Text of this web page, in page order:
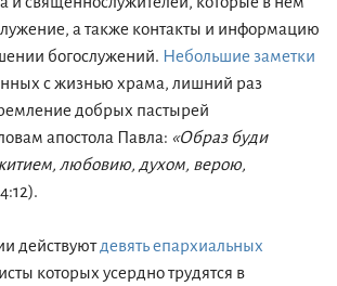
а также контакты и информацию
богослужений. Небольшие заметки
с жизнью храма, лишний раз
добрых пастырей
апостола Павла: «Образ буди
любовию, духом, верою,
действуютдевять епархиальных
которых усердно трудятся в